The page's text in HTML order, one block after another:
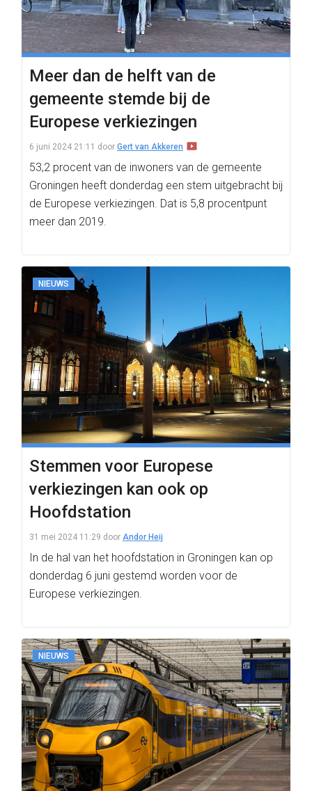
Meer dan de helft van de
gemeente stemde bij de
Europese verkiezingen
6 juni 2024 21:11 door Gert van Akkeren
53,2 procent van de inwoners van de gemeente
Groningen heeft donderdag een stem uitgebracht bij
de Europese verkiezingen. Dat is 5,8 procentpunt
meer dan 2019.
NIEUWS
Stemmen voor Europese
verkiezingen kan ook op
Hoofdstation
31 mei 2024 11:29 door Andor Heij
In de hal van het hoofdstation in Groningen kan op
donderdag 6 juni gestemd worden voor de
Europese verkiezingen.
NIEUWS